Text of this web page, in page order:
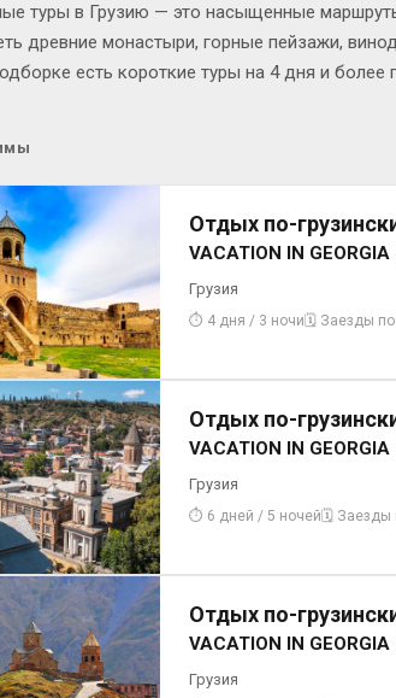
туры в Грузию — это насыщенные
древние монастыри, горные пейзажи,
есть короткие туры на 4 дня и
Отдых по-
VACATION IN
Грузия
⏱ 4 дня / 3 ночи 🗓 Заезды
Отдых по-
VACATION IN
Грузия
⏱ 6 дней / 5 ночей 🗓 Заезды
Отдых по-
VACATION IN
Грузия